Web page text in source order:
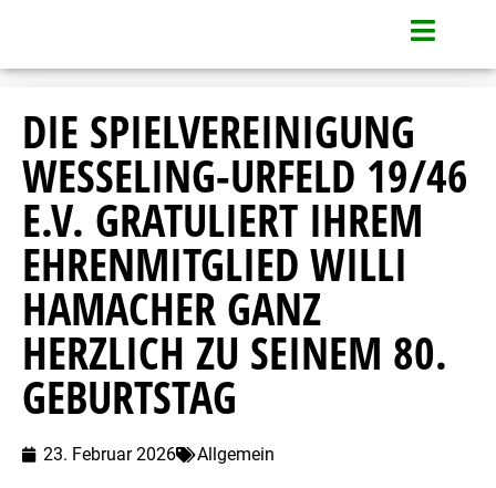
DIE SPIELVEREINIGUNG
WESSELING-URFELD 19/46
E.V. GRATULIERT IHREM
EHRENMITGLIED WILLI
HAMACHER GANZ
HERZLICH ZU SEINEM 80.
GEBURTSTAG
23. Februar 2026 Allgemein